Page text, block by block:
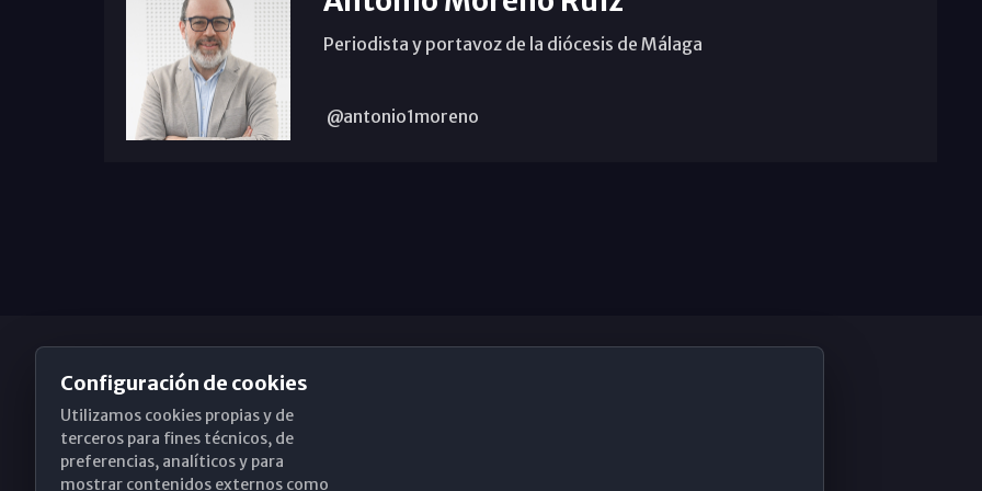
Periodista y portavoz de la diócesis de Málaga
@antonio1moreno
Obispado de Málaga
Configuración de cookies
Utilizamos cookies propias y de
terceros para fines técnicos, de
preferencias, analíticos y para
mostrar contenidos externos como